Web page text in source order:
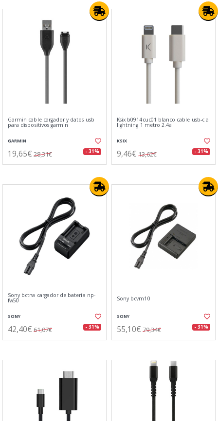
Garmin cable cargador y datos usb
para dispositivos garmin
GARMIN
19,65€ 28,31€ - 31%
Ksix b0914cuc01 blanco cable usb-c a
lightning 1 metro 2.4a
KSIX
9,46€ 13,62€ - 31%
Sony bctrw cargador de batería np-
fw50
SONY
42,40€ 61,07€ - 31%
Sony bcvm10
SONY
55,10€ 79,34€ - 31%